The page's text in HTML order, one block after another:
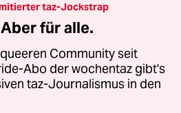
taz-Jockstrap
für alle.
Community seit
Abo der wochentaz gibt's
taz-Journalismus in den